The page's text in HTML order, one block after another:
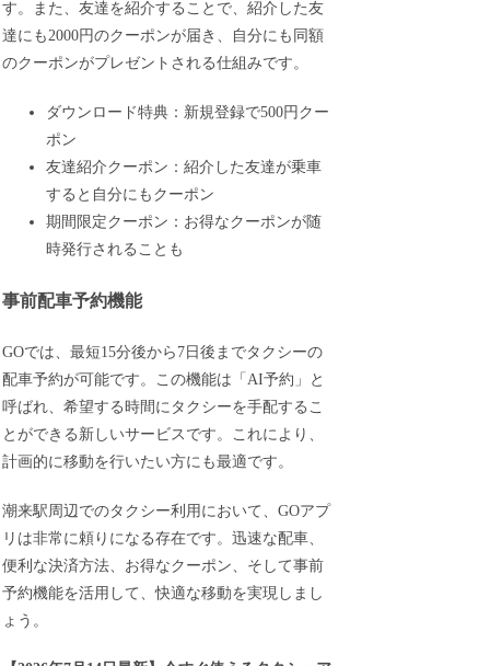
す。また、友達を紹介することで、紹介した友
達にも2000円のクーポンが届き、自分にも同額
のクーポンがプレゼントされる仕組みです。
ダウンロード特典：新規登録で500円クー
ポン
友達紹介クーポン：紹介した友達が乗車
すると自分にもクーポン
期間限定クーポン：お得なクーポンが随
時発行されることも
事前配車予約機能
GOでは、最短15分後から7日後までタクシーの
配車予約が可能です。この機能は「AI予約」と
呼ばれ、希望する時間にタクシーを手配するこ
とができる新しいサービスです。これにより、
計画的に移動を行いたい方にも最適です。
潮来駅周辺でのタクシー利用において、GOアプ
リは非常に頼りになる存在です。迅速な配車、
便利な決済方法、お得なクーポン、そして事前
予約機能を活用して、快適な移動を実現しまし
ょう。